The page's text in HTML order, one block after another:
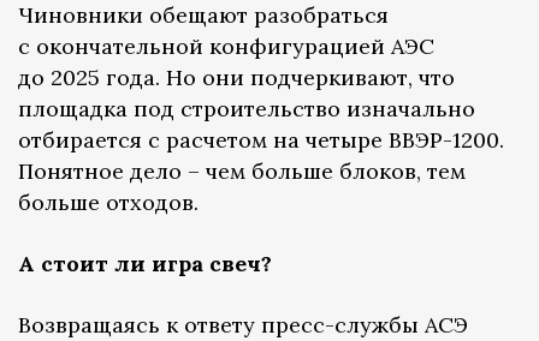
Чиновники обещают разобраться
с окончательной конфигурацией АЭС
до 2025 года. Но они подчеркивают, что
площадка под строительство изначально
отбирается с расчетом на четыре ВВЭР-1200.
Понятное дело – чем больше блоков, тем
больше отходов.
А стоит ли игра свеч?
Возвращаясь к ответу пресс-службы АСЭ